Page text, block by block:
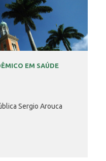
EM SAÚDE
Sergio Arouca